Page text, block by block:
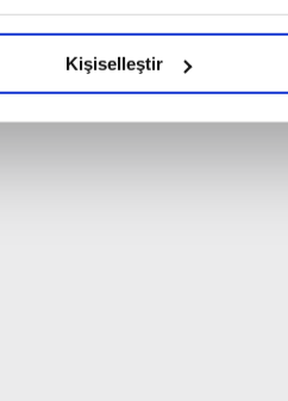
gösterdiğimizi ve bu noktada,
Kişiselleştir